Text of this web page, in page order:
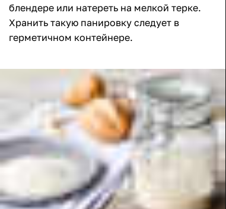
блендере или натереть на мелкой терке.
Хранить такую панировку следует в
герметичном контейнере.